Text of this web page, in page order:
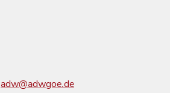
adw@adwgoe.de